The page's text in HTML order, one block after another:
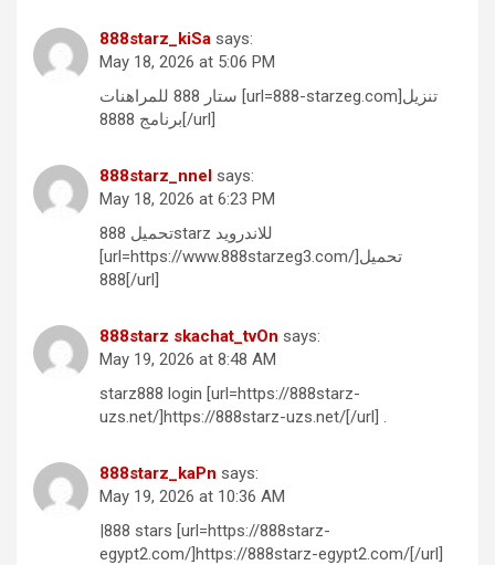
888starz_kiSa says:
May 18, 2026 at 5:06 PM
ستار 888 للمراهنات [url=888-starzeg.com]تنزيل
برنامج 8888[/url]
888starz_nnel says:
May 18, 2026 at 6:23 PM
تحميل 888starz للاندرويد
[url=https://www.888starzeg3.com/]تحميل
888[/url]
888starz skachat_tvOn says:
May 19, 2026 at 8:48 AM
starz888 login [url=https://888starz-
uzs.net/]https://888starz-uzs.net/[/url] .
888starz_kaPn says:
May 19, 2026 at 10:36 AM
|888 stars [url=https://888starz-
egypt2.com/]https://888starz-egypt2.com/[/url]